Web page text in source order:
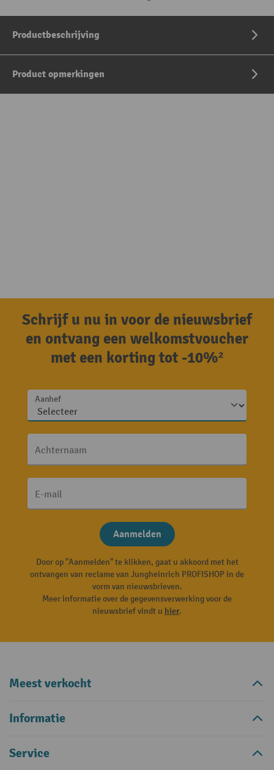
Productbeschrijving
Product opmerkingen
Schrijf u nu in voor de nieuwsbrief
en ontvang een welkomstvoucher
met een korting tot -10%²
Aanhef
Achternaam
E-mail
Aanmelden
Door op "Aanmelden" te klikken, gaat u akkoord met het
ontvangen van reclame van Jungheinrich PROFISHOP in de
vorm van nieuwsbrieven.
Meer informatie over de gegevensverwerking voor de
nieuwsbrief vindt u hier.
Meest verkocht
Informatie
Service